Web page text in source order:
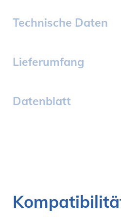
Technische Daten
Lieferumfang
Datenblatt